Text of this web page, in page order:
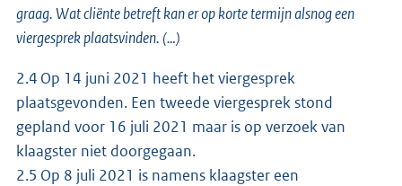
graag. Wat cliënte betreft kan er op korte termijn alsnog een
viergesprek plaatsvinden. (…)
2.4 Op 14 juni 2021 heeft het viergesprek
plaatsgevonden. Een tweede viergesprek stond
gepland voor 16 juli 2021 maar is op verzoek van
klaagster niet doorgegaan.
2.5 Op 8 juli 2021 is namens klaagster een